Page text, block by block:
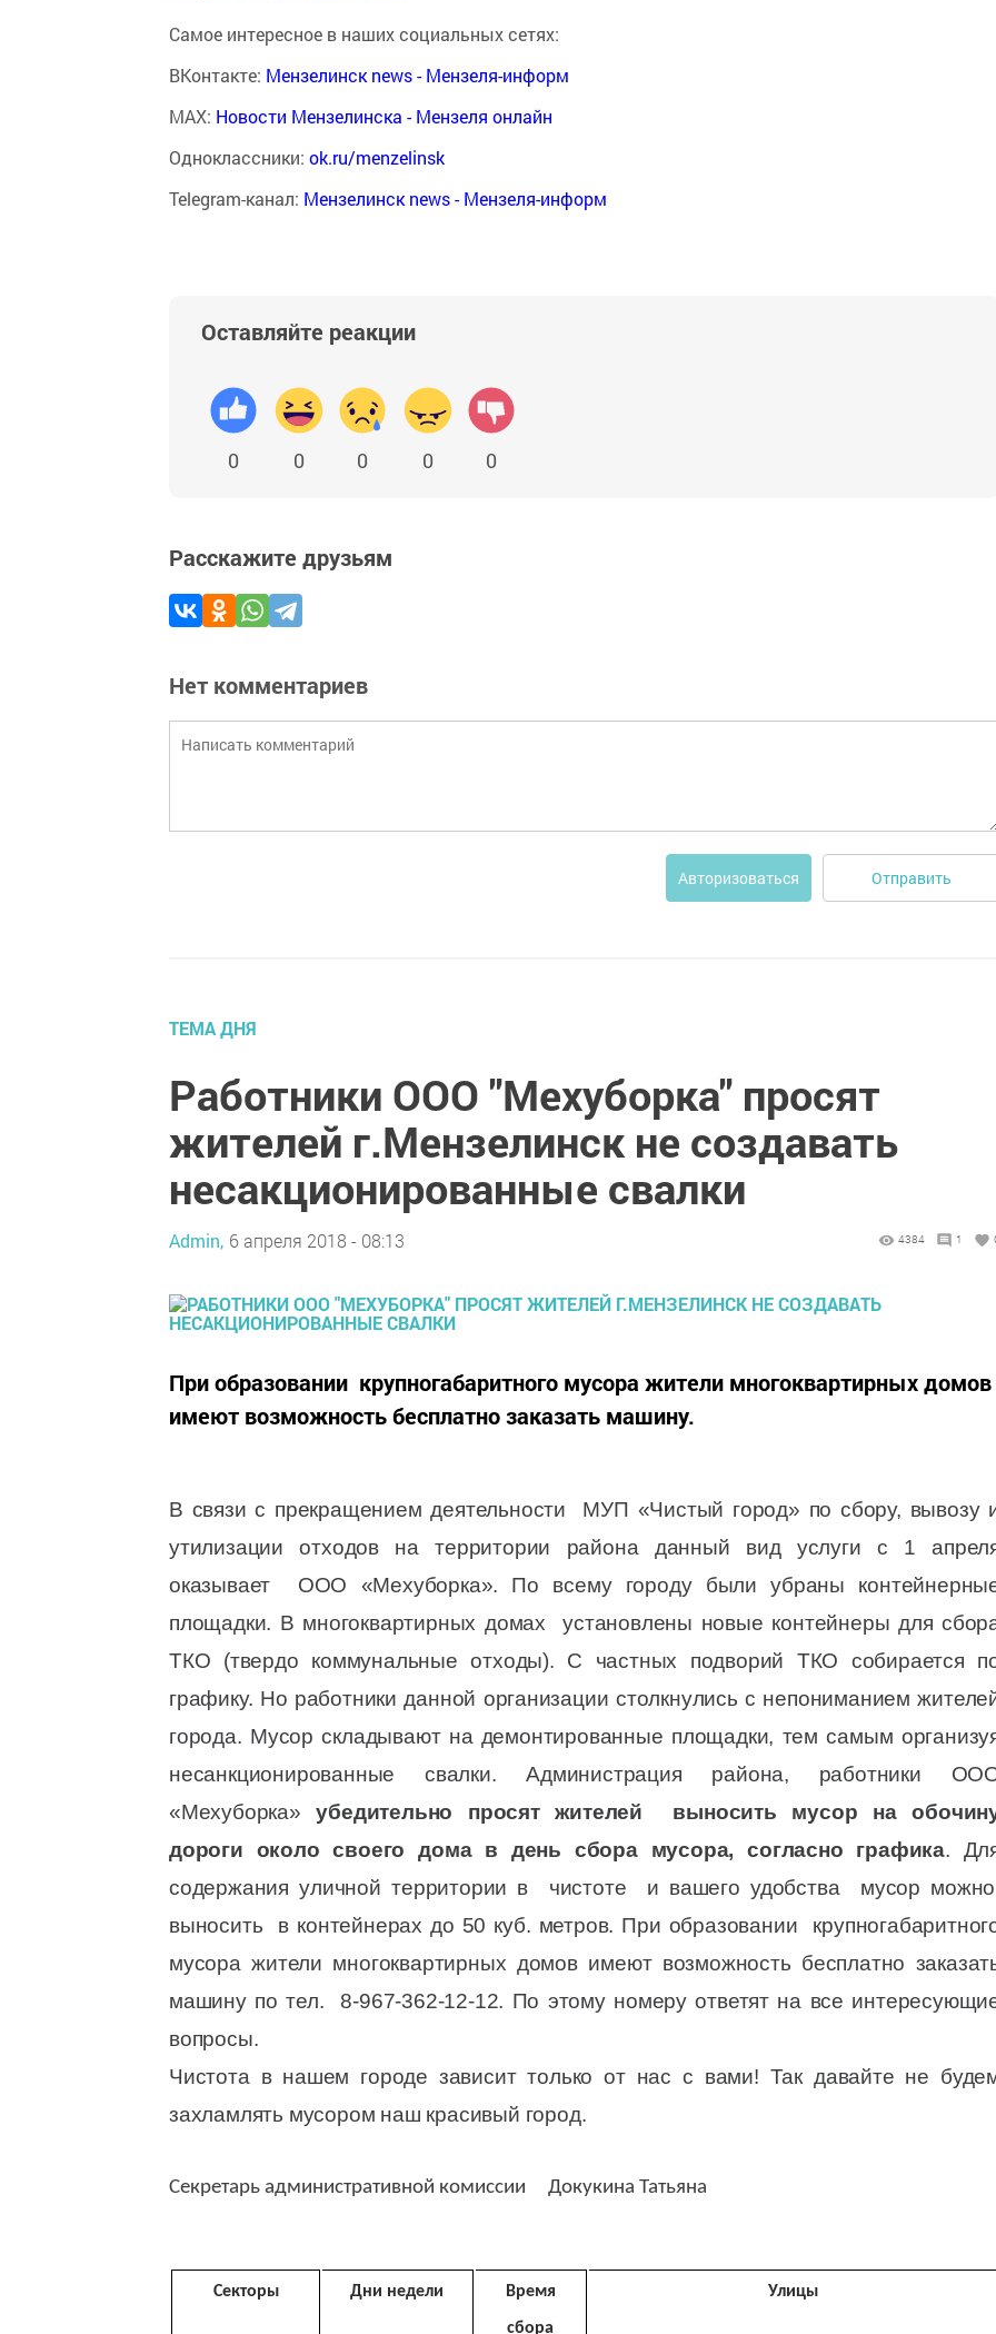
Самое интересное в наших социальных сетях:
ВКонтакте: Мензелинск news - Мензеля-информ
MAX: Новости Мензелинска - Мензеля онлайн
Одноклассники: ok.ru/menzelinsk
Telegram-канал: Мензелинск news - Мензеля-информ
Оставляйте реакции
0 0 0 0 0
Расскажите друзьям
Нет комментариев
Авторизоваться Отправить
ТЕМА ДНЯ
Работники ООО "Мехуборка" просят
жителей г.Мензелинск не создавать
несакционированные свалки
Admin, 6 апреля 2018 - 08:13 4384 1
При образовании крупногабаритного мусора жители многоквартирных домов
имеют возможность бесплатно заказать машину.
В связи с прекращением деятельности МУП «Чистый город» по сбору, вывозу
утилизации отходов на территории района данный вид услуги с 1
оказывает ООО «Мехуборка». По всему городу были убраны
площадки. В многоквартирных домах установлены новые контейнеры для
ТКО (твердо коммунальные отходы). С частных подворий ТКО собирается
графику. Но работники данной организации столкнулись с непониманием
города. Мусор складывают на демонтированные площадки, тем самым
несанкционированные свалки. Администрация района, работники
«Мехуборка»убедительно просят жителей выносить мусор на
дороги около своего дома в день сбора мусора, согласно графика.
содержания уличной территории в чистоте и вашего удобства мусор
выносить в контейнерах до 50 куб. метров. При образовании
мусора жители многоквартирных домов имеют возможность бесплатно
машину по тел. 8-967-362-12-12. По этому номеру ответят на все
вопросы.
Чистота в нашем городе зависит только от нас с вами! Так давайте не
захламлять мусором наш красивый город.
Секретарь административной комиссии Докукина Татьяна
Секторы Дни недели Время
сбора
Улицы